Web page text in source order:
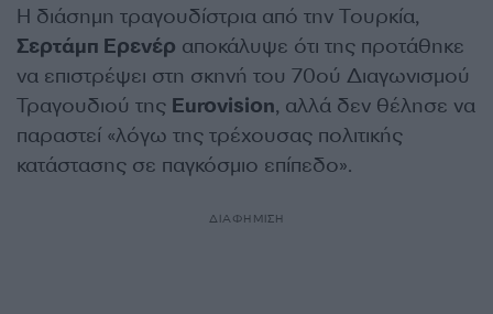
Η διάσημη τραγουδίστρια από την Τουρκία,
Σερτάμπ Ερενέρ αποκάλυψε ότι της προτάθηκε
να επιστρέψει στη σκηνή του 70ού Διαγωνισμού
Τραγουδιού της Eurovision, αλλά δεν θέλησε να
παραστεί «λόγω της τρέχουσας πολιτικής
κατάστασης σε παγκόσμιο επίπεδο».
ΔΙΑΦΗΜΙΣΗ